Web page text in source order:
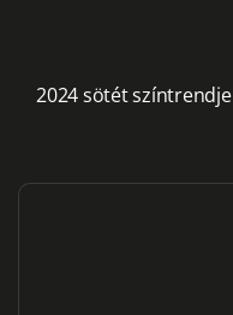
2024 sötét színtrendje